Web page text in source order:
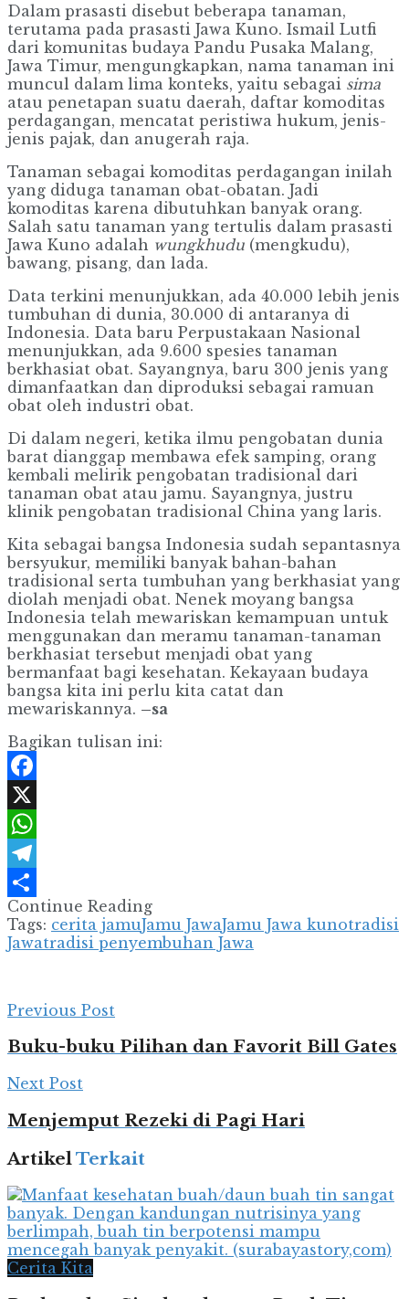
Dalam prasasti disebut beberapa tanaman,
terutama pada prasasti Jawa Kuno. Ismail Lutfi
dari komunitas budaya Pandu Pusaka Malang,
Jawa Timur, mengungkapkan, nama tanaman ini
muncul dalam lima konteks, yaitu sebagai sima
atau penetapan suatu daerah, daftar komoditas
perdagangan, mencatat peristiwa hukum, jenis-
jenis pajak, dan anugerah raja.
Tanaman sebagai komoditas perdagangan inilah
yang diduga tanaman obat-obatan. Jadi
komoditas karena dibutuhkan banyak orang.
Salah satu tanaman yang tertulis dalam prasasti
Jawa Kuno adalah wungkhudu (mengkudu),
bawang, pisang, dan lada.
Data terkini menunjukkan, ada 40.000 lebih jenis
tumbuhan di dunia, 30.000 di antaranya di
Indonesia. Data baru Perpustakaan Nasional
menunjukkan, ada 9.600 spesies tanaman
berkhasiat obat. Sayangnya, baru 300 jenis yang
dimanfaatkan dan diproduksi sebagai ramuan
obat oleh industri obat.
Di dalam negeri, ketika ilmu pengobatan dunia
barat dianggap membawa efek samping, orang
kembali melirik pengobatan tradisional dari
tanaman obat atau jamu. Sayangnya, justru
klinik pengobatan tradisional China yang laris.
Kita sebagai bangsa Indonesia sudah sepantasnya
bersyukur, memiliki banyak bahan-bahan
tradisional serta tumbuhan yang berkhasiat yang
diolah menjadi obat. Nenek moyang bangsa
Indonesia telah mewariskan kemampuan untuk
menggunakan dan meramu tanaman-tanaman
berkhasiat tersebut menjadi obat yang
bermanfaat bagi kesehatan. Kekayaan budaya
bangsa kita ini perlu kita catat dan
mewariskannya. –sa
Bagikan tulisan ini:
Facebook
X
WhatsApp
Telegram
Share
Continue Reading
Tags: cerita jamuJamu JawaJamu Jawa kunotradisi
Jawatradisi penyembuhan Jawa
Previous Post
Buku-buku Pilihan dan Favorit Bill Gates
Next Post
Menjemput Rezeki di Pagi Hari
ArtikelTerkait
Cerita Kita